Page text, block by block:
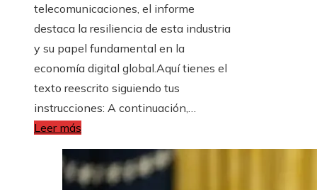
telecomunicaciones, el informe
destaca la resiliencia de esta industria
y su papel fundamental en la
economía digital global.Aquí tienes el
texto reescrito siguiendo tus
instrucciones: A continuación,…
Leer más